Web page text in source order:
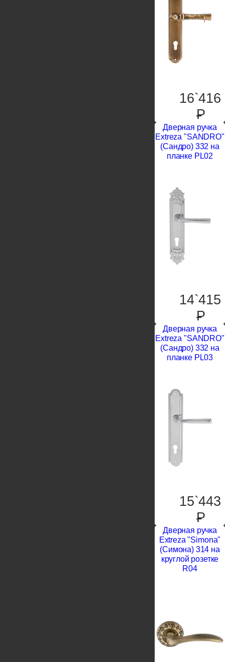
16`416
P
Дверная ручка
Extreza "SANDRO"
(Сандро) 332 на
планке PL02
14`415
P
Дверная ручка
Extreza "SANDRO"
(Сандро) 332 на
планке PL03
15`443
P
Дверная ручка
Extreza "Simona"
(Симона) 314 на
круглой розетке
R04